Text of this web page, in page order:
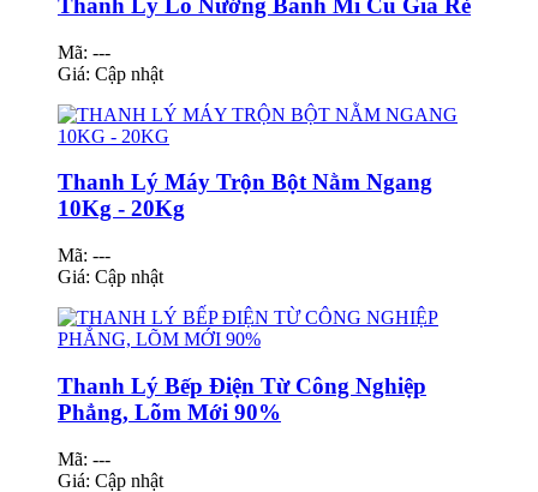
Thanh Lý Lò Nướng Bánh Mì Cũ Giá Rẻ
Mã: ---
Giá: Cập nhật
Thanh Lý Máy Trộn Bột Nằm Ngang
10Kg - 20Kg
Mã: ---
Giá: Cập nhật
Thanh Lý Bếp Điện Từ Công Nghiệp
Phẳng, Lõm Mới 90%
Mã: ---
Giá: Cập nhật